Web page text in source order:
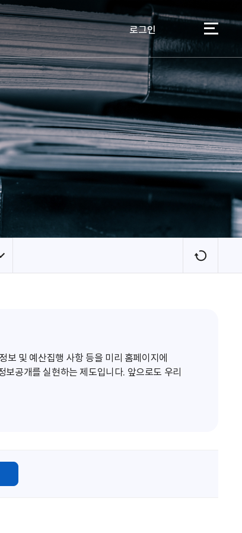
로그인 이용자
새
로
보 및 예산집행 사항 등을 미리 홈페이지에
공개를 실현하는 제도입니다. 앞으로도 우리